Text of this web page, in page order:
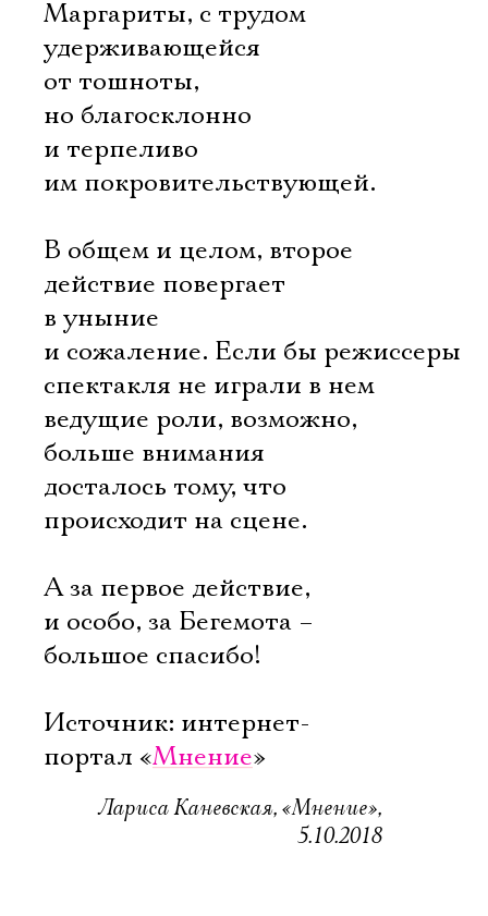
Маргариты, с трудом
удерживающейся
от тошноты,
но благосклонно
и терпеливо
им покровительствующей.
В общем и целом, второе
действие повергает
в уныние
и сожаление. Если бы режиссеры
спектакля не играли в нем
ведущие роли, возможно,
больше внимания
досталось тому, что
происходит на сцене.
А за первое действие,
и особо, за Бегемота –
большое спасибо!
Источник: интернет-
портал «Мнение»
Лариса Каневская, «Мнение»,
5.10.2018
Ознакомиться